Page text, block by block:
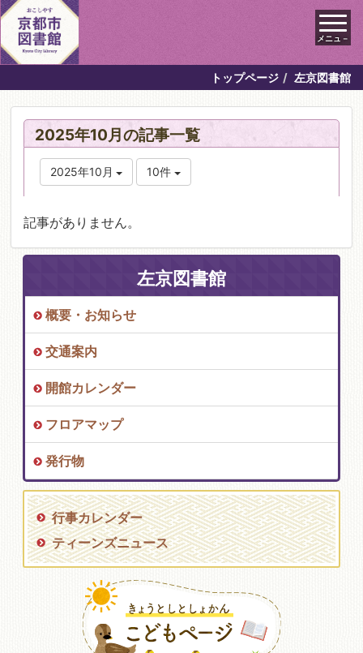
メニュ－
トップページ 左京図書館
2025年10月の記事一覧
2025年10月 10件
記事がありません。
左京図書館
概要・お知らせ
交通案内
開館カレンダー
フロアマップ
発行物
行事カレンダー
ティーンズニュース